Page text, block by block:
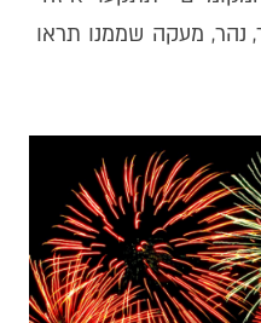
נהר, מעקה שממנו תראו